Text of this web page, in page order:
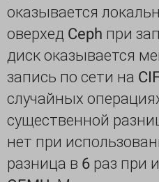
оказывается
оверхед Ceph при
диск оказывается
запись по сети на
случайных
существенной
нет при
разница в 6 раз при